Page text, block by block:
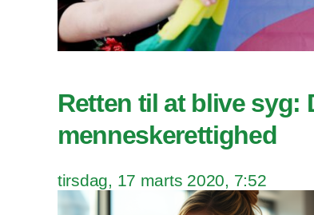
Retten til at blive syg:
menneskerettighed
tirsdag, 17 marts 2020, 7:52